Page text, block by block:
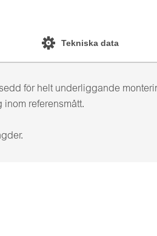
Tekniska data
för helt underliggande
referensmått.